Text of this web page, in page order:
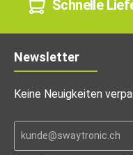
Schnelle
Newsletter
Keine Neuigkeiten